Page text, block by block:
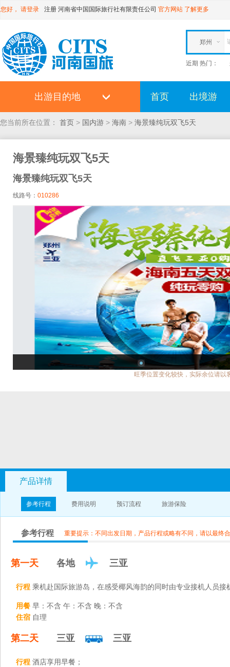
您好， 请登录 注册 河南省中国国际旅行社有限责任公司 官方网站 了解更多
郑州
近期 热门：
出游目的地 首页 出境游
您当前所在位置： 首页 > 国内游 > 海南 > 海景臻纯玩双飞5天
海景臻纯玩双飞5天
海景臻纯玩双飞5天
线路号： 010286
旺季位置变化较快，实际余位请以
产品详情
参考行程 费用说明 预订流程 旅游保险
参考行程 重要提示：不同出发日期，产品行程或略有不同，请以最终
第一天 各地 三亚
行程 乘机赴国际旅游岛，在感受椰风海韵的同时由专业接机人员接
用餐 早：不含 午：不含 晚：不含
住宿 自理
第二天 三亚 三亚
行程 酒店享用早餐；